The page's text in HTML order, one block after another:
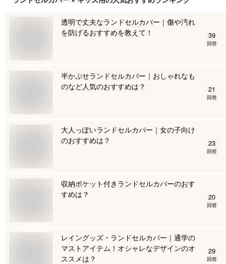
透明で丈夫なランドセルカバー｜傷や汚れ
を防げるおすすめを教えて！
39
回答
半かぶせランドセルカバー｜おしゃれなも
のなど人気のおすすめは？
21
回答
大人っぽいランドセルカバー｜女の子向け
のおすすめは？
23
回答
収納ポケット付きランドセルカバーのおす
すめは？
20
回答
レイングッズ・ランドセルカバー｜通学の
マストアイテム！オシャレなデザインのオ
ススメは？
29
回答